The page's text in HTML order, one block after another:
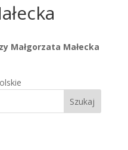
Małgorzata Małecka
Szukaj